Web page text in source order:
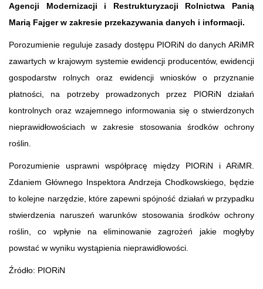
Agencji Modernizacji i Restrukturyzacji Rolnictwa Panią
Marią Fajger w zakresie przekazywania danych i informacji.
Porozumienie reguluje zasady dostępu PIORiN do danych ARiMR
zawartych w krajowym systemie ewidencji producentów, ewidencji
gospodarstw rolnych oraz ewidencji wniosków o przyznanie
płatności, na potrzeby prowadzonych przez PIORiN działań
kontrolnych oraz wzajemnego informowania się o stwierdzonych
nieprawidłowościach w zakresie stosowania środków ochrony
roślin.
Porozumienie usprawni współpracę między PIORiN i ARiMR.
Zdaniem Głównego Inspektora Andrzeja Chodkowskiego, będzie
to kolejne narzędzie, które zapewni spójność działań w przypadku
stwierdzenia naruszeń warunków stosowania środków ochrony
roślin, co wpłynie na eliminowanie zagrożeń jakie mogłyby
powstać w wyniku wystąpienia nieprawidłowości.
Źródło: PIORiN